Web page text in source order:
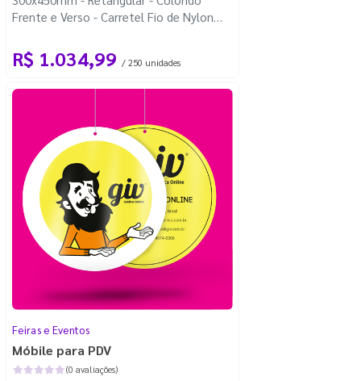
Frente e Verso - Carretel Fio de Nylon
R$ 1.034,99 / 250 unidades
Feiras e Eventos
Móbile para PDV
(0 avaliações)